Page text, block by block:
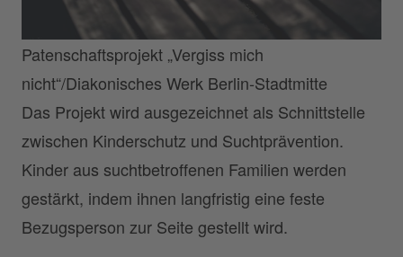
Patenschaftsprojekt „Vergiss mich
nicht“/Diakonisches Werk Berlin-Stadtmitte
Das Projekt wird ausgezeichnet als Schnittstelle
zwischen Kinderschutz und Suchtprävention.
Kinder aus suchtbetroffenen Familien werden
gestärkt, indem ihnen langfristig eine feste
Bezugsperson zur Seite gestellt wird.